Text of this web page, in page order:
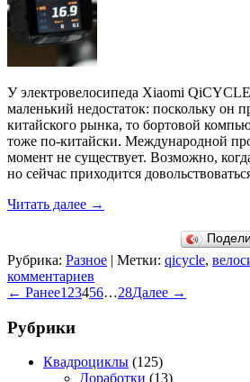
У электровелосипеда Xiaomi QiCYCLE
маленький недостаток: поскольку он
китайского рынка, то бортовой
тоже по-китайски. Международной
момент не существует. Возможно,
но сейчас приходится
Читать далее →
Рубрика: Разное | Метки: qicycle,
комментариев
← Ранее1 23456…28Далее →
Рубрики
Квадроциклы (125)
Доработки (13)